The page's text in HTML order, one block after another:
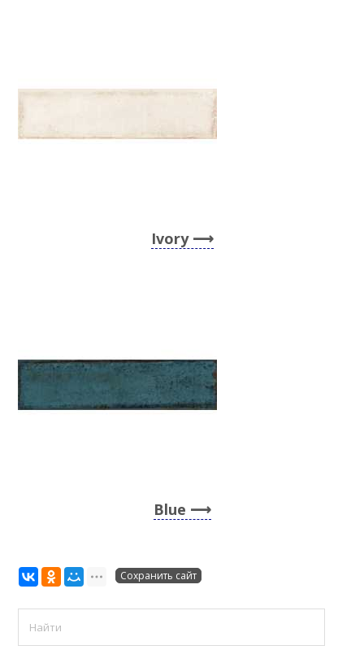
Ivory
Blue
Сохранить сайт